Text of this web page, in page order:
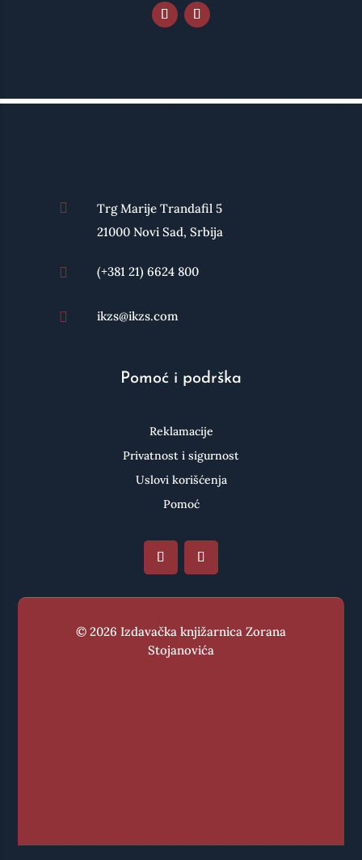

Trg Marije Trandafil 5
21000 Novi Sad, Srbija
 (+381 21) 6624 800
 ikzs@ikzs.com
Pomoć i podrška
Reklamacije
Privatnost i sigurnost
Uslovi korišćenja
Pomoć
© 2026 Izdavačka knjižarnica Zorana
Stojanovića